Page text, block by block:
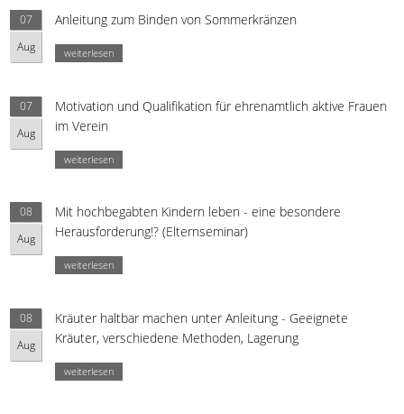
07
Aug
Anleitung zum Binden von Sommerkränzen
weiterlesen
07
Aug
Motivation und Qualifikation für ehrenamtlich aktive Frauen
im Verein
weiterlesen
08
Aug
Mit hochbegabten Kindern leben - eine besondere
Herausforderung!? (Elternseminar)
weiterlesen
08
Aug
Kräuter haltbar machen unter Anleitung - Geeignete
Kräuter, verschiedene Methoden, Lagerung
weiterlesen